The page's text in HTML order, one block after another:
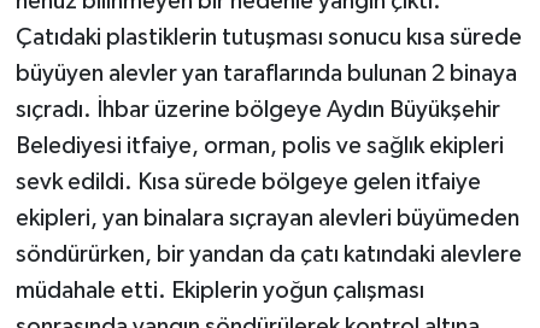
Çatıdaki plastiklerin tutuşması sonucu kısa sürede
büyüyen alevler yan taraflarında bulunan 2 binaya
sıçradı. İhbar üzerine bölgeye Aydın Büyükşehir
Belediyesi itfaiye, orman, polis ve sağlık ekipleri
sevk edildi. Kısa sürede bölgeye gelen itfaiye
ekipleri, yan binalara sıçrayan alevleri büyümeden
söndürürken, bir yandan da çatı katındaki alevlere
müdahale etti. Ekiplerin yoğun çalışması